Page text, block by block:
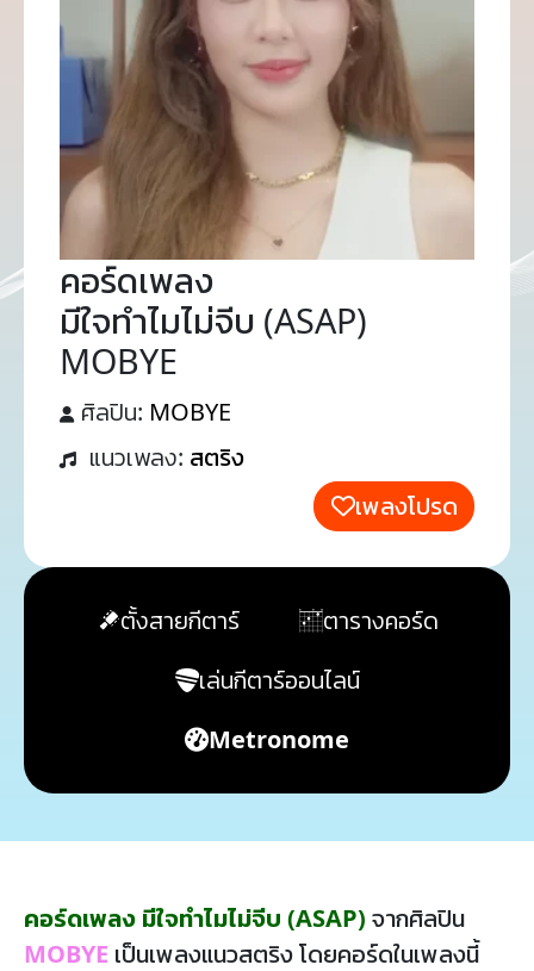
คอร์ดเพลง
มีใจทำไมไม่จีบ (ASAP)
MOBYE
ศิลปิน: MOBYE
แนวเพลง: สตริง
เพลงโปรด
ตั้งสายกีตาร์
ตารางคอร์ด
เล่นกีตาร์ออนไลน์
Metronome
คอร์ดเพลง มีใจทำไมไม่จีบ (ASAP) จากศิลปิน
MOBYE เป็นเพลงแนวสตริง โดยคอร์ดในเพลงนี้